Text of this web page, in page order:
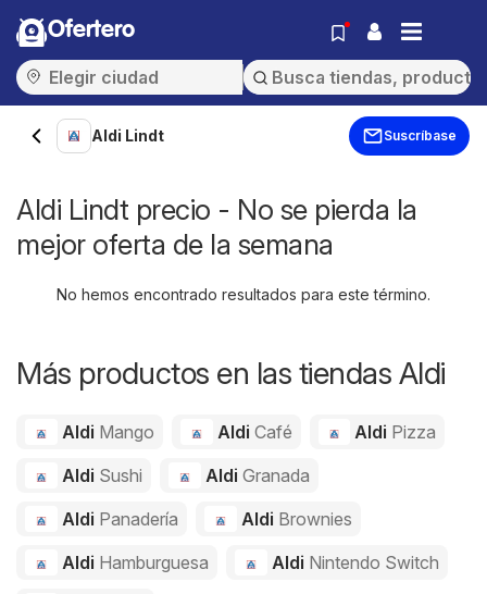
Ofertero
Aldi Lindt Suscríbase
Aldi Lindt precio - No se pierda la
mejor oferta de la semana
No hemos encontrado resultados para este término.
Más productos en las tiendas Aldi
Aldi Mango Aldi Café Aldi Pizza
Aldi Sushi Aldi Granada
Aldi Panadería Aldi Brownies
Aldi Hamburguesa Aldi Nintendo Switch